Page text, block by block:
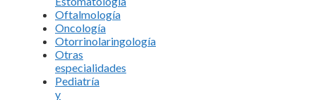
Oftalmología
Oncología
Otorrinolaringología
Otras
especialidades
Pediatría
y